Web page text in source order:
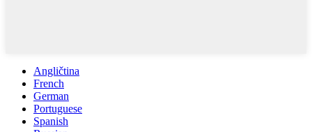
Angličtina
French
German
Portuguese
Spanish